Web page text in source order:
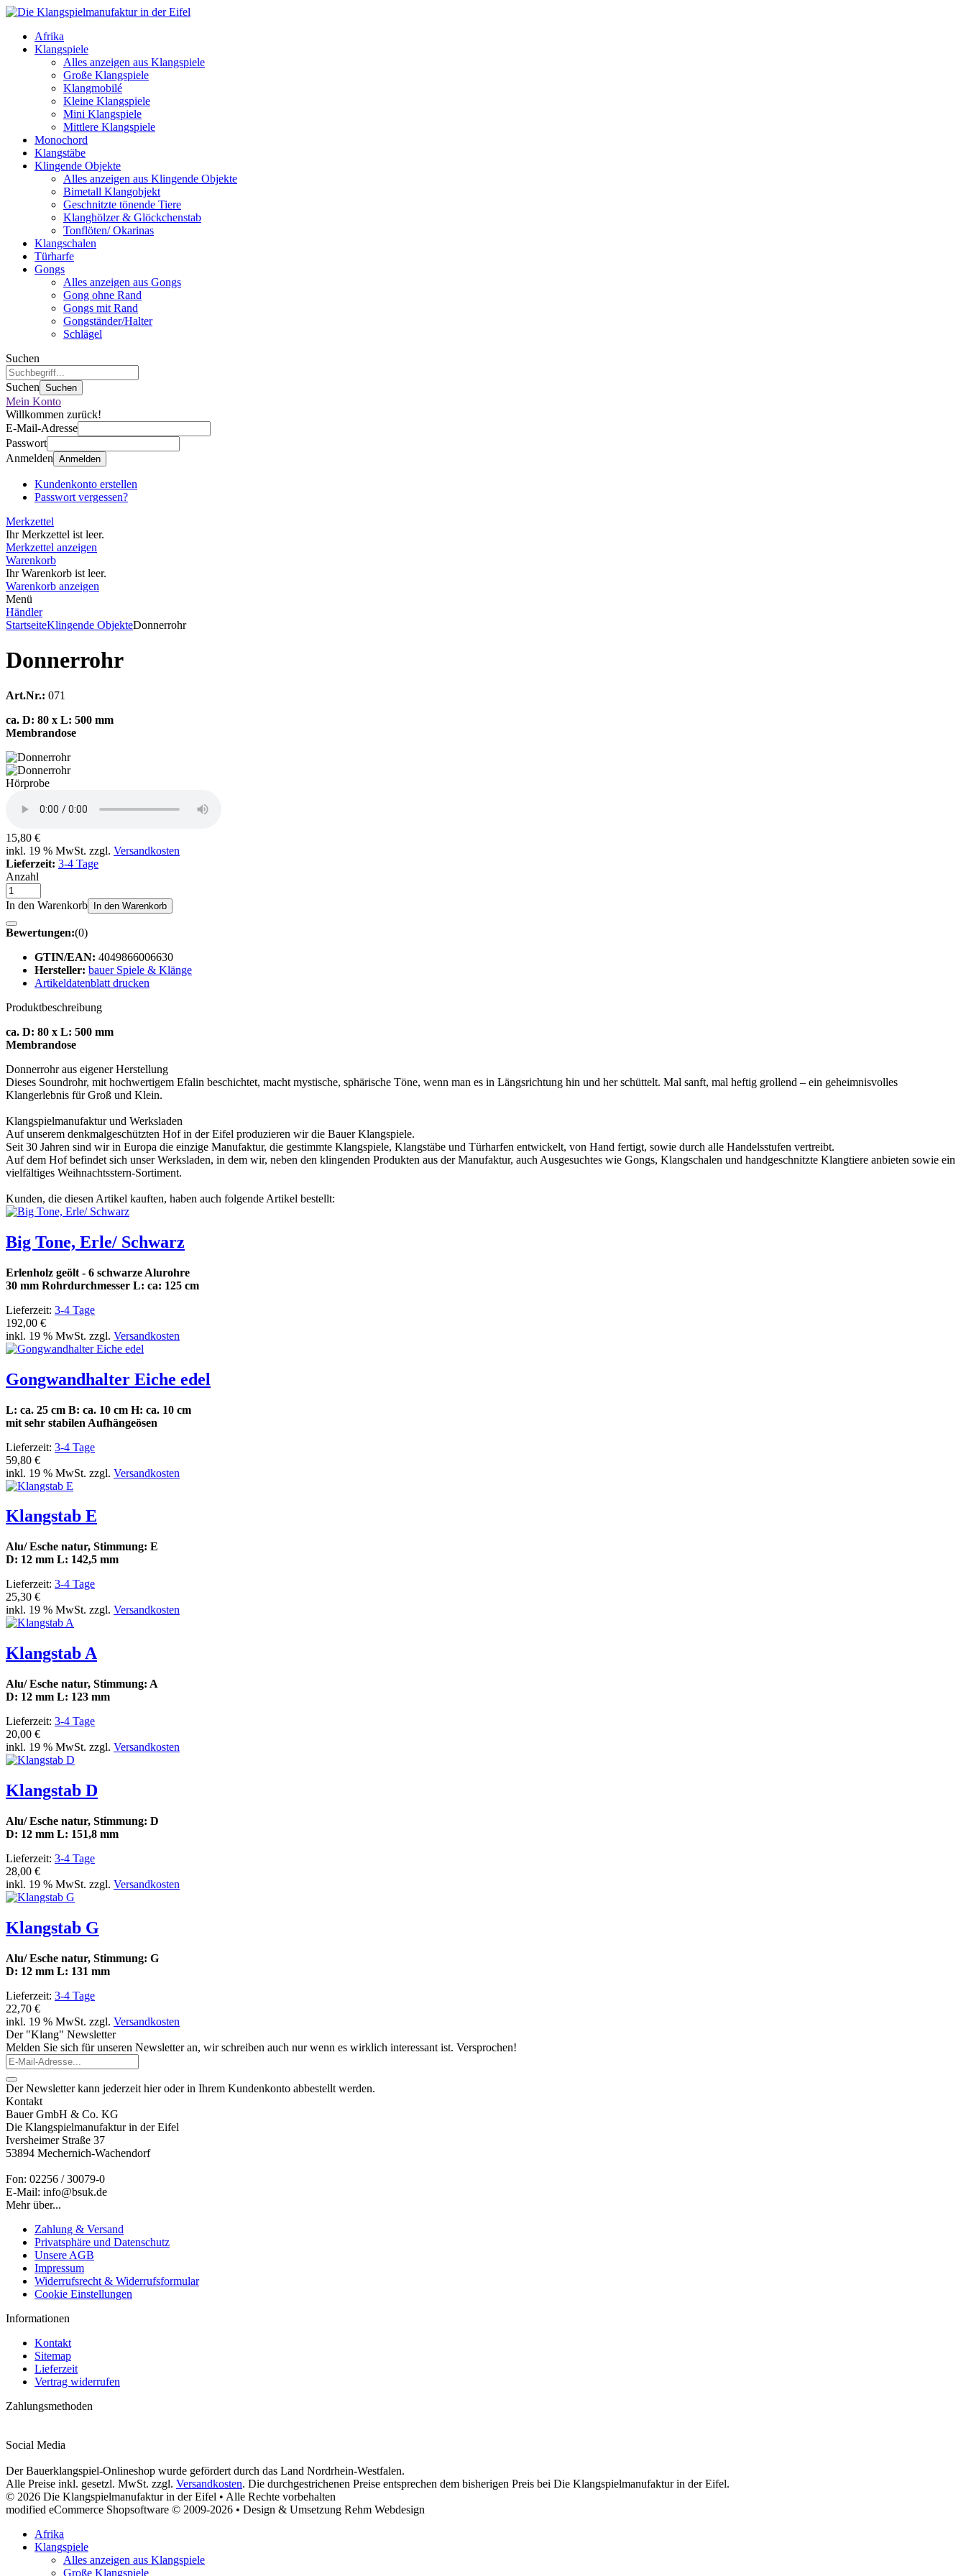
Afrika
Klangspiele
Alles anzeigen aus Klangspiele
Große Klangspiele
Klangmobilé
Kleine Klangspiele
Mini Klangspiele
Mittlere Klangspiele
Monochord
Klangstäbe
Klingende Objekte
Alles anzeigen aus Klingende Objekte
Bimetall Klangobjekt
Geschnitzte tönende Tiere
Klanghölzer & Glöckchenstab
Tonflöten/ Okarinas
Klangschalen
Türharfe
Gongs
Alles anzeigen aus Gongs
Gong ohne Rand
Gongs mit Rand
Gongständer/Halter
Schlägel
Suchen
Suchen Suchen
Mein Konto
Willkommen zurück!
E-Mail-Adresse
Passwort
Anmelden Anmelden
Kundenkonto erstellen
Passwort vergessen?
Merkzettel
Ihr Merkzettel ist leer.
Merkzettel anzeigen
Warenkorb
Ihr Warenkorb ist leer.
Warenkorb anzeigen
Menü
Händler
StartseiteKlingende ObjekteDonnerrohr
Donnerrohr
Art.Nr.: 071
ca. D: 80 x L: 500 mm
Membrandose
Hörprobe
15,80 €
inkl. 19 % MwSt. zzgl. Versandkosten
Lieferzeit: 3-4 Tage
Anzahl
In den Warenkorb In den Warenkorb
Bewertungen:(0)
GTIN/EAN: 4049866006630
Hersteller: bauer Spiele & Klänge
Artikeldatenblatt drucken
Produktbeschreibung
ca. D: 80 x L: 500 mm
Membrandose
Donnerrohr aus eigener Herstellung
Dieses Soundrohr, mit hochwertigem Efalin beschichtet, macht mystische, sphärische Töne, wenn man es in Längsrichtung hin und her schüttelt. Mal sanft, mal heftig grollend – ein geheimnisvolles
Klangerlebnis für Groß und Klein.
Klangspielmanufaktur und Werksladen
Auf unserem denkmalgeschützten Hof in der Eifel produzieren wir die Bauer Klangspiele.
Seit 30 Jahren sind wir in Europa die einzige Manufaktur, die gestimmte Klangspiele, Klangstäbe und Türharfen entwickelt, von Hand fertigt, sowie durch alle Handelsstufen vertreibt.
Auf dem Hof befindet sich unser Werksladen, in dem wir, neben den klingenden Produkten aus der Manufaktur, auch Ausgesuchtes wie Gongs, Klangschalen und handgeschnitzte Klangtiere anbieten sowie ein
vielfältiges Weihnachtsstern-Sortiment.
Kunden, die diesen Artikel kauften, haben auch folgende Artikel bestellt:
Big Tone, Erle/ Schwarz
Erlenholz geölt - 6 schwarze Alurohre
30 mm Rohrdurchmesser L: ca: 125 cm
Lieferzeit: 3-4 Tage
192,00 €
inkl. 19 % MwSt. zzgl. Versandkosten
Gongwandhalter Eiche edel
L: ca. 25 cm B: ca. 10 cm H: ca. 10 cm
mit sehr stabilen Aufhängeösen
Lieferzeit: 3-4 Tage
59,80 €
inkl. 19 % MwSt. zzgl. Versandkosten
Klangstab E
Alu/ Esche natur, Stimmung: E
D: 12 mm L: 142,5 mm
Lieferzeit: 3-4 Tage
25,30 €
inkl. 19 % MwSt. zzgl. Versandkosten
Klangstab A
Alu/ Esche natur, Stimmung: A
D: 12 mm L: 123 mm
Lieferzeit: 3-4 Tage
20,00 €
inkl. 19 % MwSt. zzgl. Versandkosten
Klangstab D
Alu/ Esche natur, Stimmung: D
D: 12 mm L: 151,8 mm
Lieferzeit: 3-4 Tage
28,00 €
inkl. 19 % MwSt. zzgl. Versandkosten
Klangstab G
Alu/ Esche natur, Stimmung: G
D: 12 mm L: 131 mm
Lieferzeit: 3-4 Tage
22,70 €
inkl. 19 % MwSt. zzgl. Versandkosten
Der "Klang" Newsletter
Melden Sie sich für unseren Newsletter an, wir schreiben auch nur wenn es wirklich interessant ist. Versprochen!
Der Newsletter kann jederzeit hier oder in Ihrem Kundenkonto abbestellt werden.
Kontakt
Bauer GmbH & Co. KG
Die Klangspielmanufaktur in der Eifel
Iversheimer Straße 37
53894 Mechernich-Wachendorf
Fon: 02256 / 30079-0
E-Mail: info@bsuk.de
Mehr über...
Zahlung & Versand
Privatsphäre und Datenschutz
Unsere AGB
Impressum
Widerrufsrecht & Widerrufsformular
Cookie Einstellungen
Informationen
Kontakt
Sitemap
Lieferzeit
Vertrag widerrufen
Zahlungsmethoden
Social Media
Der Bauerklangspiel-Onlineshop wurde gefördert durch das Land Nordrhein-Westfalen.
Alle Preise inkl. gesetzl. MwSt. zzgl. Versandkosten. Die durchgestrichenen Preise entsprechen dem bisherigen Preis bei Die Klangspielmanufaktur in der Eifel.
© 2026 Die Klangspielmanufaktur in der Eifel • Alle Rechte vorbehalten
modified eCommerce Shopsoftware © 2009-2026 • Design & Umsetzung Rehm Webdesign
Afrika
Klangspiele
Alles anzeigen aus Klangspiele
Große Klangspiele